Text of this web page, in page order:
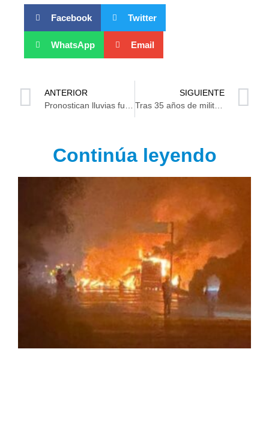
Facebook Twitter
WhatsApp Email
ANTERIOR
SIGUIENTE
Tras 35 años de militancia, Darvin González renuncia al PRD
Continúa leyendo